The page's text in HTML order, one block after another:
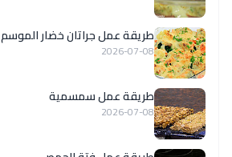
طريقة عمل جراتان خضار الموسم
2026-07-08
طريقة عمل سمسمية
2026-07-08